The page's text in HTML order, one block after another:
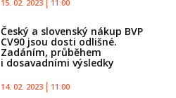
15. 02. 2023 11:00
Český a slovenský nákup BVP
CV90 jsou dosti odlišné.
Zadáním, průběhem
i dosavadními výsledky
14. 02. 2023 11:00